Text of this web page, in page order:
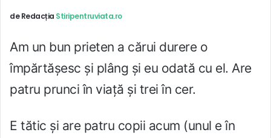
de Redacția Stiripentruviata.ro
Am un bun prieten a cărui durere o
împărtășesc și plâng și eu odată cu el. Are
patru prunci în viață și trei în cer.
E tătic și are patru copii acum (unul e în